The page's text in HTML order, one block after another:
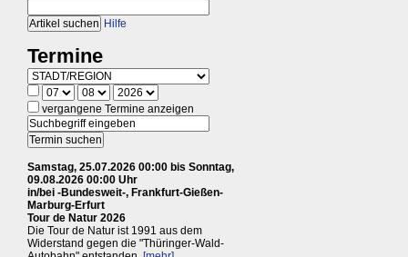
Hilfe
Termine
vergangene Termine anzeigen
Samstag, 25.07.2026 00:00 bis Sonntag,
09.08.2026 00:00 Uhr
in/bei -Bundesweit-, Frankfurt-Gießen-
Marburg-Erfurt
Tour de Natur 2026
Die Tour de Natur ist 1991 aus dem
Widerstand gegen die "Thüringer-Wald-